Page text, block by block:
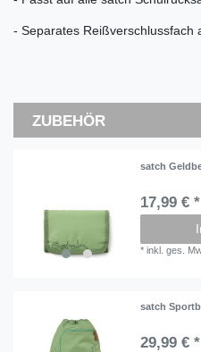
- Separates Reißverschlussfach
ZUBEHÖR
satch
17,99 € *
*inkl. ges.
satch
29,99 € *